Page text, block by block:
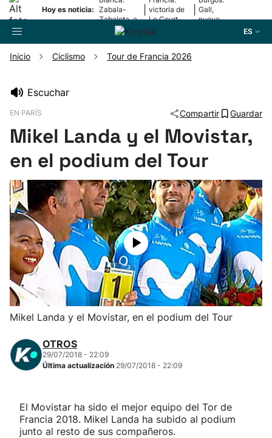
Hoy es noticia: Zabala-
Zabaleta, a
la final
victoria de
Le Court-
Pienaar
Gall,
nuevo
ES
Pelota
Remo
Baloncesto
Ciclismo
Herri-kirolak
Balonmano
Kirolak 360
Carreras de montaña
Inicio Ciclismo Tour de Francia 2026
Escuchar
EN PARÍS Compartir Guardar
Mikel Landa y el Movistar,
en el podium del Tour
Mikel Landa y el Movistar, en el podium del Tour
OTROS
29/07/2018 - 22:09
Última actualización 29/07/2018 - 22:09
El Movistar ha sido el mejor equipo del Tor de
Francia 2018. Mikel Landa ha subido al podium
junto al resto de sus compañeros.